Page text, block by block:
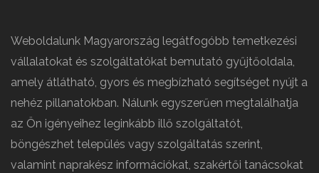
Weboldalunk Magyarország legátfogóbb temetkezési
vállalatokat és szolgáltatókat bemutató gyűjtőoldala,
amely átlátható, gyors és megbízható segítséget nyújt a
nehéz pillanatokban. Nálunk egyszerűen megtalálhatja
az Ön igényeihez leginkább illő szolgáltatót,
böngészhet település vagy szolgáltatás szerint,
valamint naprakész információkat, szakértői tanácsokat